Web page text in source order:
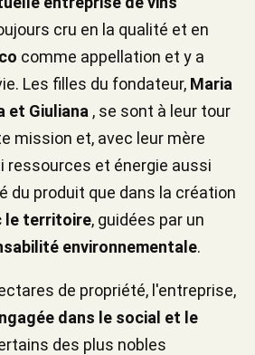
cru en la qualité et en
comme appellation et y a
Les filles du fondateur, Maria
et Giuliana , se sont à leur tour
mission et, avec leur mère
ressources et énergie aussi
du produit que dans la création
le territoire, guidées par un
environnementale.
de propriété, l'entreprise,
dans le social et le
des plus nobles